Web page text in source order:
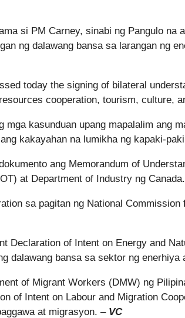
si PM Carney, sinabi ng Pangulo na
ng dalawang bansa sa larangan ng
today the signing of bilateral
cooperation, tourism, culture,
mga kasunduan upang mapalalim ang
kakayahan na lumikha ng kapaki-
ang Memorandum of
at Department of Industry ng Canada.
sa pagitan ng National
Declaration of Intent on Energy and
dalawang bansa sa sektor ng enerhiya
of Migrant Workers (DMW) ng
of Intent on Labour and Migration
at migrasyon. – VC